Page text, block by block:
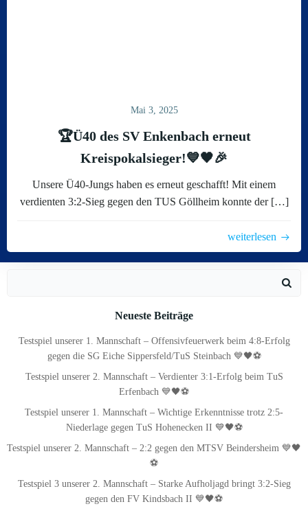
Mai 3, 2025
🏆Ü40 des SV Enkenbach erneut
Kreispokalsieger!💙🖤🎉
Unsere Ü40-Jungs haben es erneut geschafft! Mit einem
verdienten 3:2-Sieg gegen den TUS Göllheim konnte der […]
weiterlesen
Neueste Beiträge
Testspiel unserer 1. Mannschaft – Offensivfeuerwerk beim 4:8-Erfolg
gegen die SG Eiche Sippersfeld/TuS Steinbach 💙🖤⚽
Testspiel unserer 2. Mannschaft – Verdienter 3:1-Erfolg beim TuS
Erfenbach 💙🖤⚽
Testspiel unserer 1. Mannschaft – Wichtige Erkenntnisse trotz 2:5-
Niederlage gegen TuS Hohenecken II 💙🖤⚽
Testspiel unserer 2. Mannschaft – 2:2 gegen den MTSV Beindersheim 💙🖤
⚽
Testspiel 3 unserer 2. Mannschaft – Starke Aufholjagd bringt 3:2-Sieg
gegen den FV Kindsbach II 💙🖤⚽